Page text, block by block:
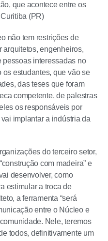
que acontece entre os
(PR)
não tem restrições de
arquitetos, engenheiros,
interessadas no
estudantes, que vão se
das teses que foram
competente, de palestras
os responsáveis por
implantar a indústria da
do terceiro setor,
com madeira” e
desenvolver, como
estimular a troca de
a ferramenta “será
entre o Núcleo e
Nele, teremos
todos, definitivamente um